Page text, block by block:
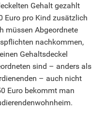
Gehalt gezahlt
Euro pro Kind zusätzlich
müssen Abgeordnete
nachkommen,
Gehaltsdeckel
sind – anders als
– auch nicht
Euro bekommt man